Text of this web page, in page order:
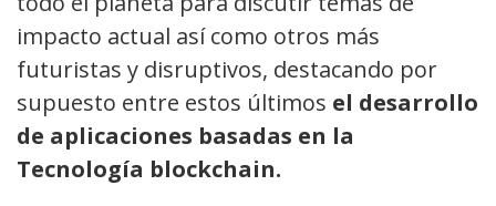
impacto actual así como otros más
futuristas y disruptivos, destacando por
supuesto entre estos últimos el desarrollo
de aplicaciones basadas en la
Tecnología blockchain.